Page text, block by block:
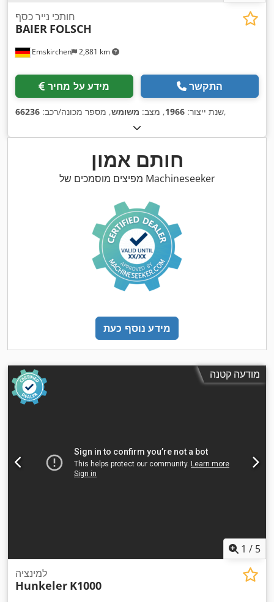
Emskirchen 2,881 km
חותכי נייר כסף
BAIER FOLSCH
מידע על מחיר התקשר
שנת ייצור: 1966, מצב: משומש, מספר מכונה/רכב: 66236 ,
חותם אמון
מפיצים מוסמכים של Machineseeker
מידע נוסף כעת
מודעה קטנה
1 / 5
למינציה
Hunkeler K1000